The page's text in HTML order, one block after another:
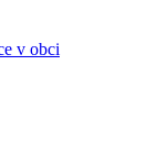
v obci